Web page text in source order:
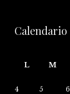
Calendario
L
M
4
5 6